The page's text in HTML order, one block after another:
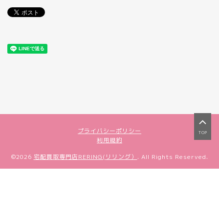
プライバシーポリシー
利用規約
TOP
©2026 宅配買取専門店RERING(リリング） . All Rights Reserved.